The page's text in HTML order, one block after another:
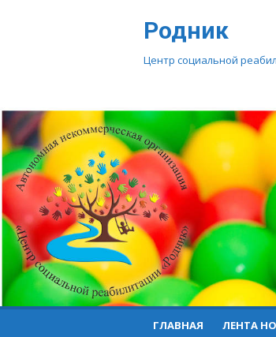
Родник
Центр социальной
ГЛАВНАЯ ЛЕНТА